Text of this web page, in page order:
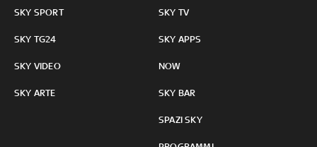
SKY SPORT
SKY TG24
SKY VIDEO
SKY ARTE
SKY TV
SKY APPS
NOW
SKY BAR
SPAZI SKY